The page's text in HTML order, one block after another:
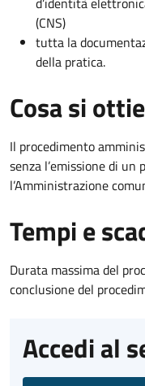
(CNS)
tutta la
della pratica.
Cosa si
Il procedimento
senza l’emissione di
l’Amministrazione
Tempi e
Durata massima del
conclusione del
Accedi al